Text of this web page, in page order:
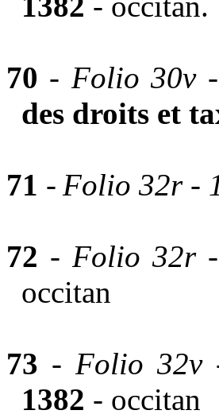
70 - Folio 30v
des droits et
71 - Folio 32r -
72 -Folio 32r
occitan
73 - Folio
1382 - occitan